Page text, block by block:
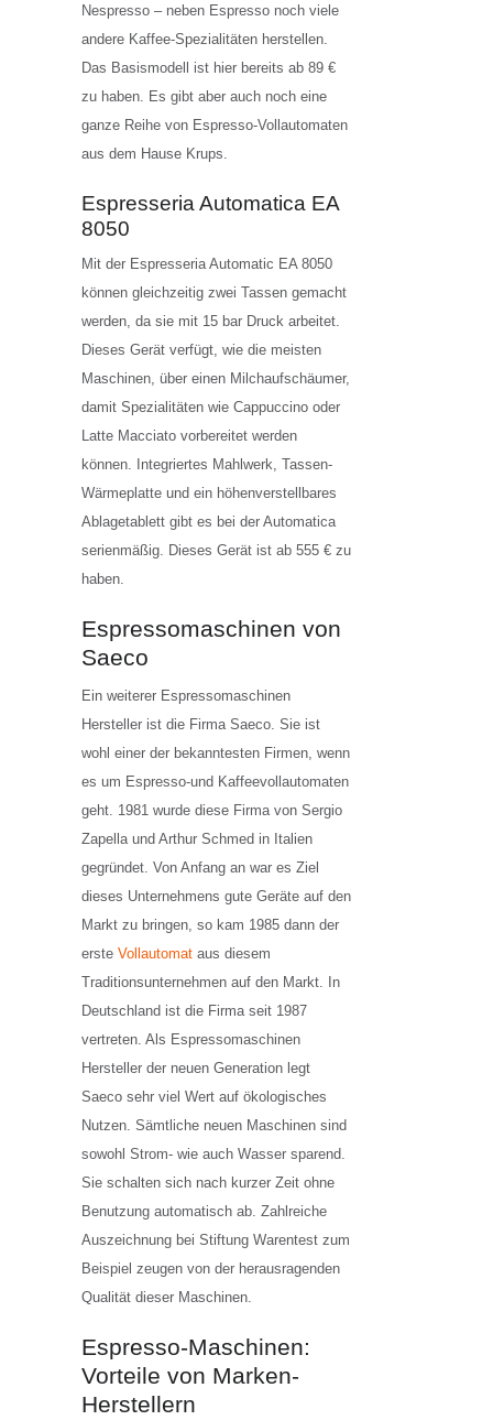
Nespresso – neben Espresso noch viele
andere Kaffee-Spezialitäten herstellen.
Das Basismodell ist hier bereits ab 89 €
zu haben. Es gibt aber auch noch eine
ganze Reihe von Espresso-Vollautomaten
aus dem Hause Krups.
Espresseria Automatica EA
8050
Mit der Espresseria Automatic EA 8050
können gleichzeitig zwei Tassen gemacht
werden, da sie mit 15 bar Druck arbeitet.
Dieses Gerät verfügt, wie die meisten
Maschinen, über einen Milchaufschäumer,
damit Spezialitäten wie Cappuccino oder
Latte Macciato vorbereitet werden
können. Integriertes Mahlwerk, Tassen-
Wärmeplatte und ein höhenverstellbares
Ablagetablett gibt es bei der Automatica
serienmäßig. Dieses Gerät ist ab 555 € zu
haben.
Espressomaschinen von
Saeco
Ein weiterer Espressomaschinen
Hersteller ist die Firma Saeco. Sie ist
wohl einer der bekanntesten Firmen, wenn
es um Espresso-und Kaffeevollautomaten
geht. 1981 wurde diese Firma von Sergio
Zapella und Arthur Schmed in Italien
gegründet. Von Anfang an war es Ziel
dieses Unternehmens gute Geräte auf den
Markt zu bringen, so kam 1985 dann der
erste Vollautomat aus diesem
Traditionsunternehmen auf den Markt. In
Deutschland ist die Firma seit 1987
vertreten. Als Espressomaschinen
Hersteller der neuen Generation legt
Saeco sehr viel Wert auf ökologisches
Nutzen. Sämtliche neuen Maschinen sind
sowohl Strom- wie auch Wasser sparend.
Sie schalten sich nach kurzer Zeit ohne
Benutzung automatisch ab. Zahlreiche
Auszeichnung bei Stiftung Warentest zum
Beispiel zeugen von der herausragenden
Qualität dieser Maschinen.
Espresso-Maschinen:
Vorteile von Marken-
Herstellern